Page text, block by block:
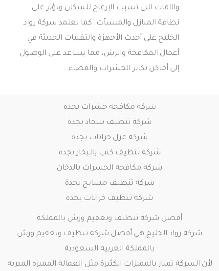
والآفات التي تسبب الإزعاج للسكان وتؤثر على
نظافة المنازل والمنشآت. كما تعتمد شركة رواد
الخليج على أحدث الأجهزة والتقنيات الحديثة في
أعمال المكافحة والرش، مما يساعد على الوصول
إلى أماكن تكاثر الحشرات والقضاء…
شركه مكافحه حشرات بجده
شركة تنظيف سجاد بجدة
شركة عزل خزانات بجدة
شركه تنظيف كنب بالبخار بجده
شركة مكافحة الحشرات بالدخان
شركة تنظيف مسابح بجدة
شركه تنظيف خزانات بجده
أفضل شركة تنظيف وتعقيم ورش بالمملكة
شركة رواد الخليج هي أفضل شركة تنظيف وتعقيم ورش
بالمملكة العربية السعودية
لأن الشركة تمتاز بالمميزات الكثيرة مثل العمالة المميزه المدربة